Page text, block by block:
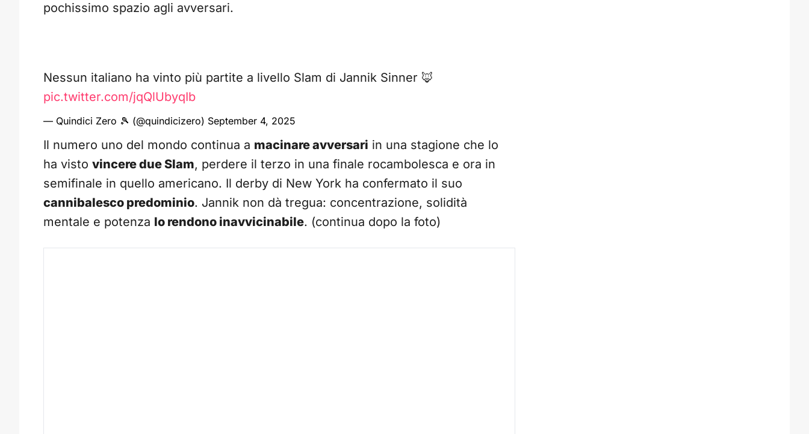
pochissimo spazio agli avversari.
Nessun italiano ha vinto più partite a livello Slam di Jannik Sinner 🦊
pic.twitter.com/jqQlUbyqIb
— Quindici Zero 🎾 (@quindicizero) September 4, 2025
Il numero uno del mondo continua a macinare avversari in una stagione che lo
ha visto vincere due Slam, perdere il terzo in una finale rocambolesca e ora in
semifinale in quello americano. Il derby di New York ha confermato il suo
cannibalesco predominio. Jannik non dà tregua: concentrazione, solidità
mentale e potenza lo rendono inavvicinabile. (continua dopo la foto)